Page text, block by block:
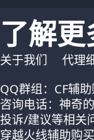
了解更
关于我们 代理
QQ群组：CF辅
咨询电话：神奇
投诉/建议等相关
穿越火线辅助购买